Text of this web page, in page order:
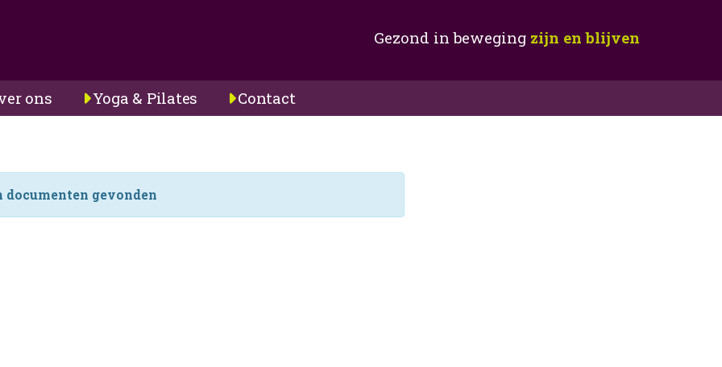
Gezond in beweging zijn en blijven
ons Yoga & Pilates Contact
documenten gevonden